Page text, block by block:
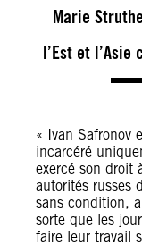
Marie
l’Est et
« Ivan Safronov
incarcéré
exercé son droit
autorités russes
sans condition,
sorte que les
faire leur travail